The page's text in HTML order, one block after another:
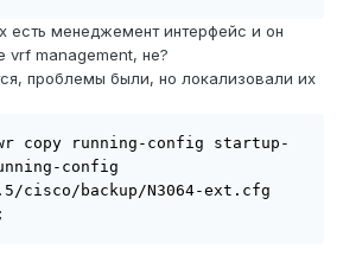
есть менеджемент интерфейс и он
vrf management, не?
проблемы были, но локализовали их
copy running-config startup-
config
cisco/backup/N3064-ext.cfg